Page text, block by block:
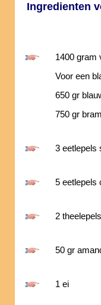
Ingredienten
1400 gram
Voor een
650 gr
750 gr
3 eetlepels
5 eetlepels
2
50 gr
1 ei